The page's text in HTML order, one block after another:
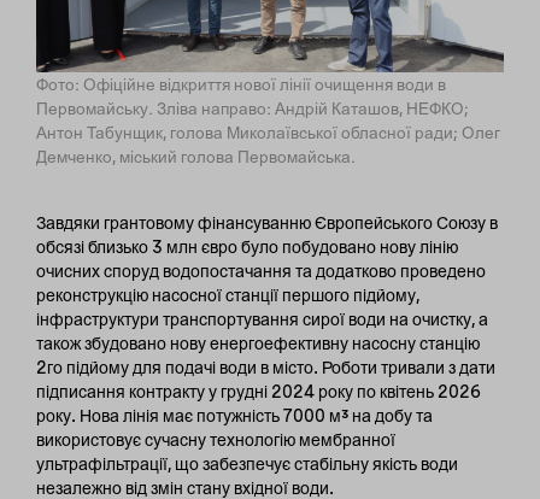
Фото: Офіційне відкриття нової лінії очищення води в
Первомайську. Зліва направо: Андрій Каташов, НЕФКО;
Антон Табунщик, голова Миколаївської обласної ради; Олег
Демченко, міський голова Первомайська.
Завдяки грантовому фінансуванню Європейського Союзу в
обсязі близько 3 млн євро було побудовано нову лінію
очисних споруд водопостачання та додатково проведено
реконструкцію насосної станції першого підйому,
інфраструктури транспортування сирої води на очистку, а
також збудовано нову енергоефективну насосну станцію
2го підйому для подачі води в місто. Роботи тривали з дати
підписання контракту у грудні 2024 року по квітень 2026
року. Нова лінія має потужність 7000 м³ на добу та
використовує сучасну технологію мембранної
ультрафільтрації, що забезпечує стабільну якість води
незалежно від змін стану вхідної води.